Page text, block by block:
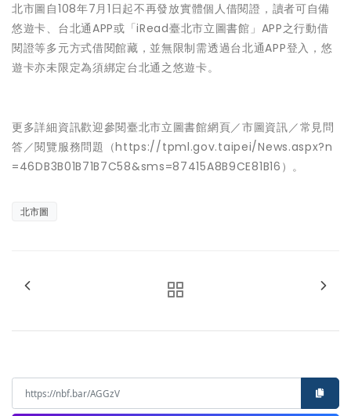
北市圖自108年7月1日起不再發放實體個人借閱證，讀者可自備
悠遊卡、台北通APP或「iRead臺北市立圖書館」APP之行動借
閱證等多元方式借閱館藏，並無限制需透過台北通APP登入，悠
遊卡亦未限定為須綁定台北通之悠遊卡。
更多詳細資訊歡迎參閱臺北市立圖書館網頁／市圖資訊／常見問
答／閱覽服務問題（https://tpml.gov.taipei/News.aspx?n
=46DB3B01B71B7C58&sms=87415A8B9CE81B16）。
北市圖